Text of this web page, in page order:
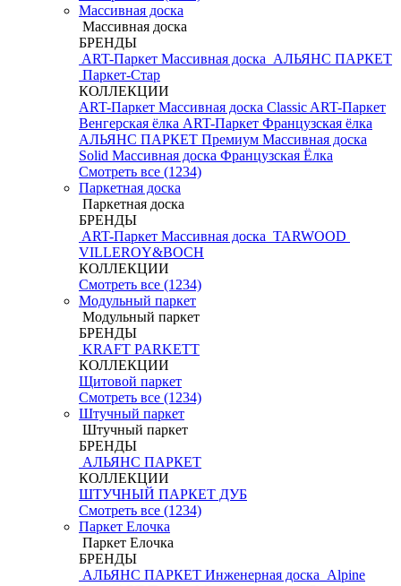
Массивная доска
Массивная доска
БРЕНДЫ
ART-Паркет Массивная доска АЛЬЯНС ПАРКЕТ
Паркет-Стар
КОЛЛЕКЦИИ
ART-Паркет Массивная доска Classic ART-Паркет
Венгерская ёлка ART-Паркет Французская ёлка
АЛЬЯНС ПАРКЕТ Премиум Массивная доска
Solid Массивная доска Французская Ёлка
Смотреть все (1234)
Паркетная доска
Паркетная доска
БРЕНДЫ
ART-Паркет Массивная доска TARWOOD
VILLEROY&BOCH
КОЛЛЕКЦИИ
Смотреть все (1234)
Модульный паркет
Модульный паркет
БРЕНДЫ
KRAFT PARKETT
КОЛЛЕКЦИИ
Щитовой паркет
Смотреть все (1234)
Штучный паркет
Штучный паркет
БРЕНДЫ
АЛЬЯНС ПАРКЕТ
КОЛЛЕКЦИИ
ШТУЧНЫЙ ПАРКЕТ ДУБ
Смотреть все (1234)
Паркет Елочка
Паркет Елочка
БРЕНДЫ
АЛЬЯНС ПАРКЕТ Инженерная доска Alpine